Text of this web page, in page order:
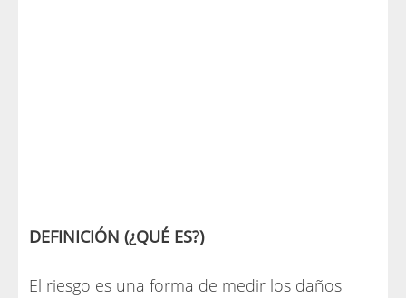
DEFINICIÓN (¿QUÉ ES?)
El riesgo es una forma de medir los daños